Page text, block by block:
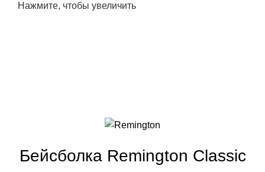
Нажмите, чтобы увеличить
Бейсболка Remington Classic